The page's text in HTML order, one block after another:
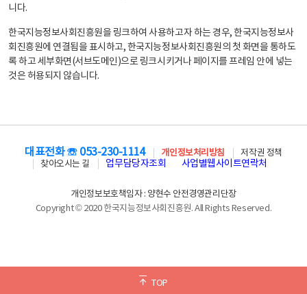
니다.
한국지능정보사회진흥원을 링크하여 사용하고자 하는 경우, 한국지능정보사
회진흥원에 연결됨을 표시하고, 한국지능정보사회진흥원의 첫 화면을 통하도
록 하고 세부화면(서브도메인)으로 링크시키거나 페이지를 프레임 안에 넣는
것은 허용되지 않습니다.
TOP
대표전화 ☏ 053-230-1114 개인정보처리방침
저작권 정책
찾아오시는 길
업무담당자조회 사업별웹사이트연락처
개인정보보호책임자 : 양현수 안전경영관리단장
Copyright © 2020 한국지능정보사회진흥원. All Rights Reserved.